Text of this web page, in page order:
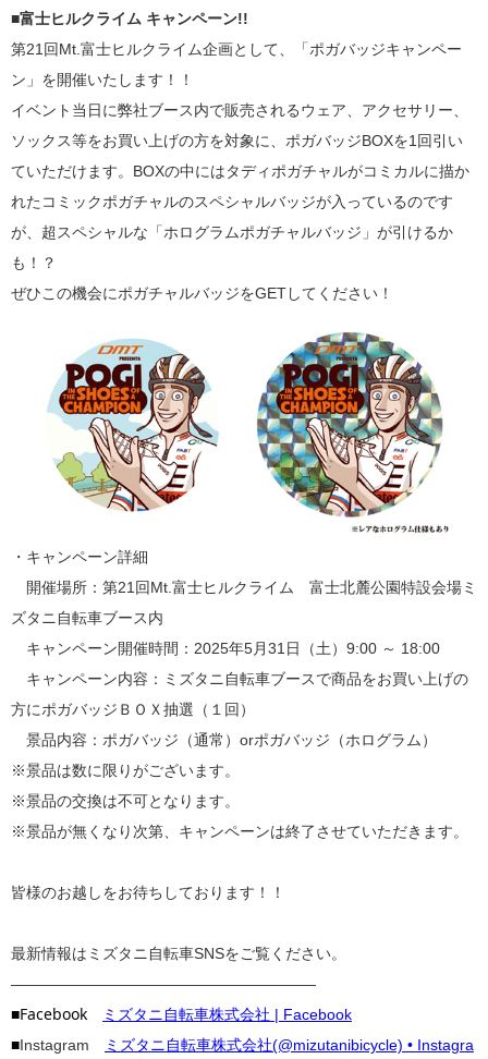
■富士ヒルクライム キャンペーン!!
第21回Mt.富士ヒルクライム企画として、「ポガバッジキャンペー
ン」を開催いたします！！
イベント当日に弊社ブース内で販売されるウェア、アクセサリー、
ソックス等をお買い上げの方を対象に、ポガバッジBOXを1回引い
ていただけます。BOXの中にはタディポガチャルがコミカルに描か
れたコミックポガチャルのスペシャルバッジが入っているのです
が、超スペシャルな「ホログラムポガチャルバッジ」が引けるか
も！？
ぜひこの機会にポガチャルバッジをGETしてください！
・キャンペーン詳細
開催場所：第21回Mt.富士ヒルクライム 富士北麓公園特設会場ミ
ズタニ自転車ブース内
キャンペーン開催時間：2025年5月31日（土）9:00 ～ 18:00
キャンペーン内容：ミズタニ自転車ブースで商品をお買い上げの
方にポガバッジＢＯＸ抽選（１回）
景品内容：ポガバッジ（通常）orポガバッジ（ホログラム）
※景品は数に限りがございます。
※景品の交換は不可となります。
※景品が無くなり次第、キャンペーンは終了させていただきます。
皆様のお越しをお待ちしております！！
最新情報はミズタニ自転車SNSをご覧ください。
————————————————————
■Facebook ミズタニ自転車株式会社 | Facebook
■Instagram
ミズタニ自転車株式会社(@mizutanibicycle) • Instagra